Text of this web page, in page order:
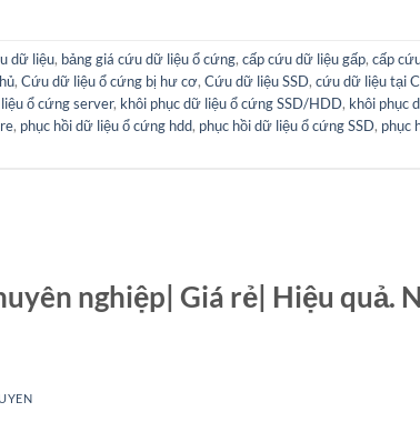
dữ liệu, bảng giá cứu dữ liệu ổ cứng, cấp cứu dữ liệu gấp, cấp
, Cứu dữ liệu ổ cứng bị hư cơ, Cứu dữ liệu SSD, cứu dữ liệu tại
ổ cứng server, khôi phục dữ liệu ổ cứng SSD/HDD, khôi phục
, phục hồi dữ liệu ổ cứng hdd, phục hồi dữ liệu ổ cứng SSD, phục
nghiệp| Giá rẻ| Hiệu quả.